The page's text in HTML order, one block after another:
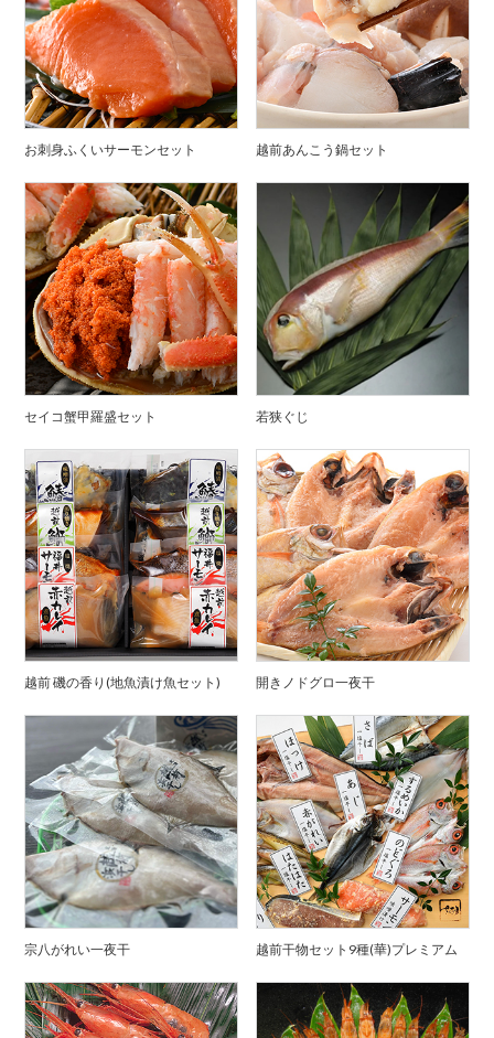
お刺身ふくいサーモンセット 越前あんこう鍋セット
セイコ蟹甲羅盛セット 若狭ぐじ
越前 磯の香り(地魚漬け魚セット) 開きノドグロ一夜干
宗八がれい一夜干 越前干物セット9種(華)プレミアム